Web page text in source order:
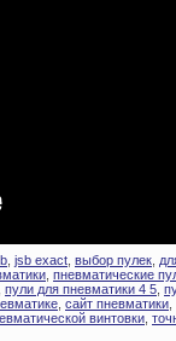
jsb exact выбор пулек
пневматические
пули для пневматики 4 5
сайт пневматики
винтовки